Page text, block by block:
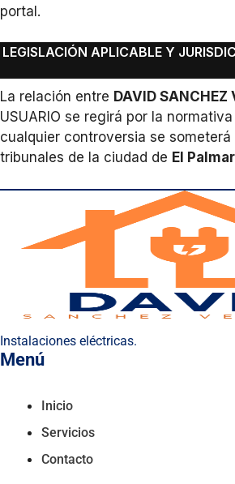
portal.
LEGISLACIÓN APLICABLE Y
La relación entre DAVID SANCHEZ
USUARIO se regirá por la
cualquier controversia se
tribunales de la ciudad de El
Instalaciones eléctricas.
Menú
Inicio
Servicios
Contacto